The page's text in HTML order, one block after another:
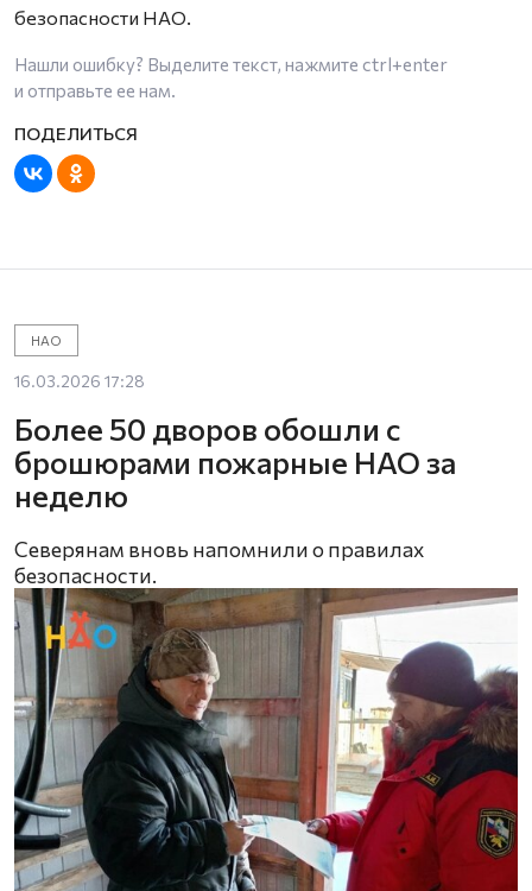
безопасности НАО.
Нашли ошибку? Выделите текст, нажмите ctrl+enter
и отправьте ее нам.
НАО
16.03.2026 17:28
Более 50 дворов обошли с
брошюрами пожарные НАО за
неделю
Северянам вновь напомнили о правилах
безопасности.